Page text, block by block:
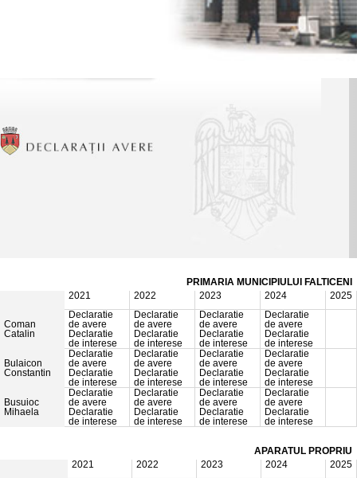
PRIMARIA MUNICIPIULUI FALTICENI
2021
2022 2023 2024 2025
Coman
Catalin
Declaratie
de avere
Declaratie
de interese
Declaratie
de avere
Declaratie
de interese
Declaratie
de avere
Declaratie
de interese
Declaratie
de avere
Declaratie
de interese
Bulaicon
Constantin
Declaratie
de avere
Declaratie
de interese
Declaratie
de avere
Declaratie
de interese
Declaratie
de avere
Declaratie
de interese
Declaratie
de avere
Declaratie
de interese
Busuioc
Mihaela
Declaratie
de avere
Declaratie
de interese
Declaratie
de avere
Declaratie
de interese
Declaratie
de avere
Declaratie
de interese
Declaratie
de avere
Declaratie
de interese
APARATUL PROPRIU
2021
2022 2023 2024 2025